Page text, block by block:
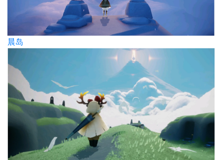
晨岛